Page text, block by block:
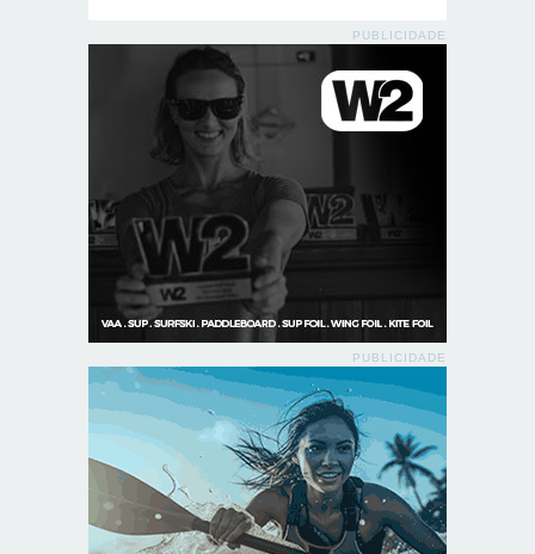
PUBLICIDADE
PUBLICIDADE